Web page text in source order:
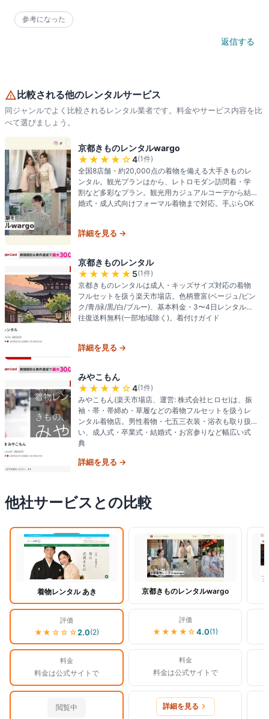
参考になった
返信する
比較される他のレンタルサービス
同ジャンルでよく比較されるレンタル業者です。料金やサービス内容を比
べて選びましょう。
京都きものレンタルwargo
★★★★ ☆4(1件)
全国8店舗・約20,000点の着物を備える大手きものレ
ンタル。観光プランはから、レトロモダン訪問着・学
割など多彩なプラン。観光用カジュアルコーデから結
婚式・成人式向けフォーマル着物まで対応。手ぶらOK
詳細を見る →
京都きものレンタル
★★★★★ 5(1件)
京都きものレンタルは成人・キッズサイズ対応の着物
フルセットを扱う楽天市場店。色柄豊富(ベージュ/ピン
ク/青/緑/黒/白/ブルー)、基本料金・3〜4日レンタル・
往復送料無料(一部地域除く)。着付けガイド
詳細を見る →
みやこもん
★★★★ ☆4(1件)
みやこもん(楽天市場店、運営: 株式会社ヒロセ)は、振
袖・帯・帯締め・草履などの着物フルセットを扱うレ
ンタル着物店。男性着物・七五三衣装・浴衣も取り扱
い、成人式・卒業式・結婚式・お宮参りなど幅広い式
典
詳細を見る →
他社サービスとの比較
閲覧中
着物レンタル あき 京都きものレンタルwargo
評価
★★ ☆☆☆2.0(2)
評価
★★★★☆4.0(1)
料金
料金は公式サイトで
料金
料金は公式サイトで
閲覧中 詳細を見る